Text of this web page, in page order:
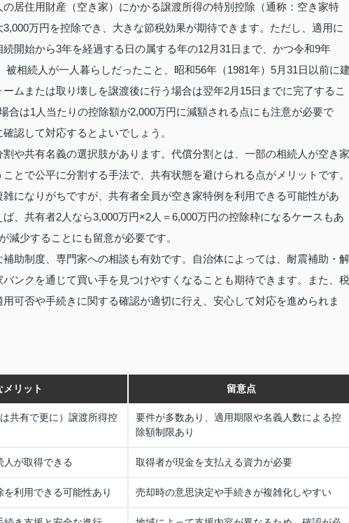
居住用財産（空き家）にかかる譲渡所得の特別控除（通称：空き家特
万円を控除でき、大きな節税効果が期待できます。ただし、適用に
開始から3年を経過する日の属する年の12月31日まで、かつ令和9年
被相続人が一人暮らしだったこと、昭和56年（1981年）5月31日以前に
ムまたは取り壊しを譲渡後に行う場合は翌年2月15日までに完了するこ
合は1人当たりの控除額が2,000万円に減額される点にも注意が必要で
認して対応するとよいでしょう。
や共有名義の選択肢があります。代償分割とは、一部の相続人が空き家
とで公平に分割する手法で、共有状態を避けられる点がメリットです。
になりがちですが、共有者全員が空き家特例を利用できる可能性があ
、共有者2人なら3,000万円×2人＝6,000万円の控除枠になるケースもあ
減少することにも留意が必要です。
助制度、専門家への相談も有効です。自治体によっては、耐震補助・解
ンクを通じて買い手を見つけやすくなることも期待できます。また、税
可否や手続きに関する確認が適切に行え、安心して対応を進められま
メリット 留意点
共有で更に）譲渡所得控
要件が多数あり、適用期限や名義人数による控
除額制限あり
人が取得できる 取得者が現金を支払える資力が必要
利用できる可能性あり 売却時の意思決定や手続きが複雑化しやすい